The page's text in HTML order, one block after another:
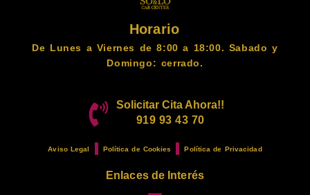
Horario
De Lunes a Viernes de 8:00 a 18:00. Sabado y
Domingo: cerrado.
Solicitar Cita Ahora!!
919 93 43 70
Aviso Legal Política de Cookies Política de Privacidad
Enlaces de Interés